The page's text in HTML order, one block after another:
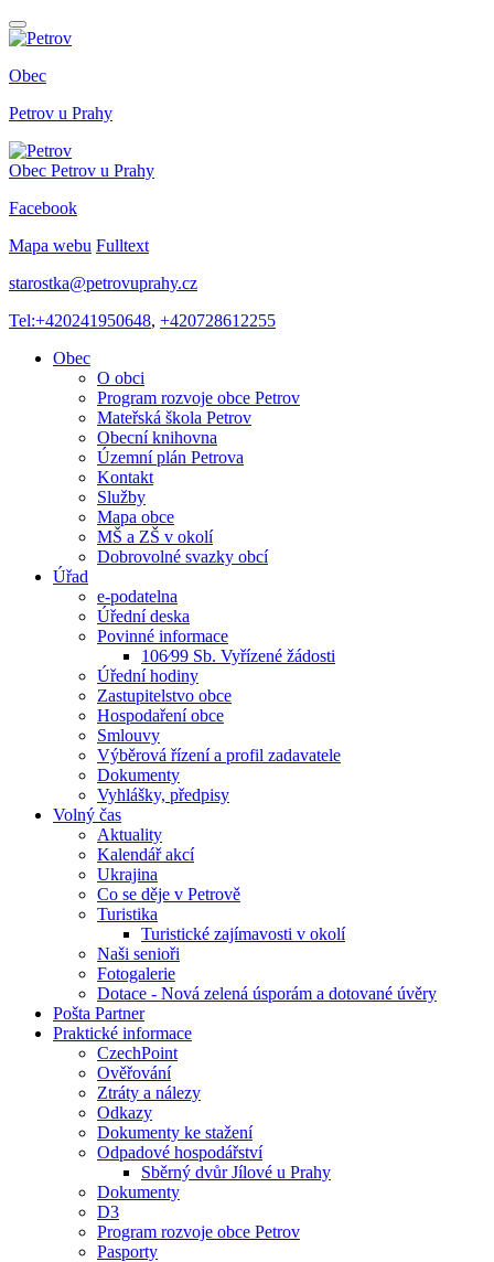
Obec
Petrov u Prahy
Obec Petrov u Prahy
Facebook
Mapa webu Fulltext
starostka@petrovuprahy.cz
Tel:+420241950648, +420728612255
Obec
O obci
Program rozvoje obce Petrov
Mateřská škola Petrov
Obecní knihovna
Územní plán Petrova
Kontakt
Služby
Mapa obce
MŠ a ZŠ v okolí
Dobrovolné svazky obcí
Úřad
e-podatelna
Úřední deska
Povinné informace
106⁄99 Sb. Vyřízené žádosti
Úřední hodiny
Zastupitelstvo obce
Hospodaření obce
Smlouvy
Výběrová řízení a profil zadavatele
Dokumenty
Vyhlášky, předpisy
Volný čas
Aktuality
Kalendář akcí
Ukrajina
Co se děje v Petrově
Turistika
Turistické zajímavosti v okolí
Naši senioři
Fotogalerie
Dotace - Nová zelená úsporám a dotované úvěry
Pošta Partner
Praktické informace
CzechPoint
Ověřování
Ztráty a nálezy
Odkazy
Dokumenty ke stažení
Odpadové hospodářství
Sběrný dvůr Jílové u Prahy
Dokumenty
D3
Program rozvoje obce Petrov
Pasporty